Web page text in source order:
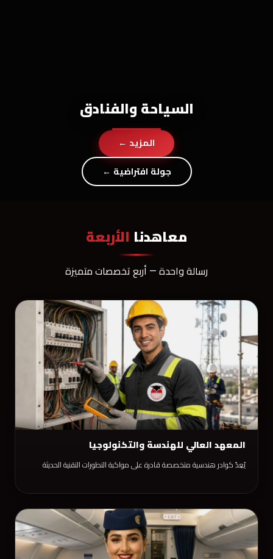
السياحة والفنادق
المزيد ←
جولة افتراضية ←
معاهدنا الأربعة
رسالة واحدة — أربع تخصصات متميزة
المعهد العالي للهندسة والتكنولوجيا
يُعِدّ كوادر هندسية متخصصة قادرة على مواكبة التطورات التقنية الحديثة